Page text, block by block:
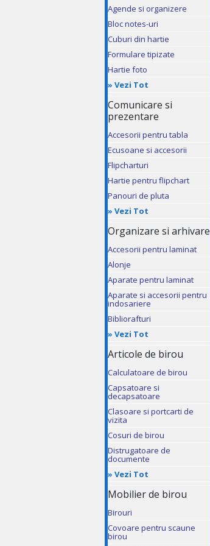
Agende si organizere
Bloc notes-uri
Cuburi din hartie
Formulare tipizate
Hartie foto
» Vezi Tot
Comunicare si
prezentare
Accesorii pentru tabla
Ecusoane si accesorii
Flipcharturi
Hartie pentru flipchart
Panouri de pluta
» Vezi Tot
Organizare si arhivare
Accesorii pentru laminat
Alonje
Aparate pentru laminat
Aparate si accesorii pentru
indosariere
Bibliorafturi
» Vezi Tot
Articole de birou
Calculatoare de birou
Capsatoare si
decapsatoare
Clasoare si portcarti de
vizita
Cosuri de birou
Distrugatoare de
documente
» Vezi Tot
Mobilier de birou
Birouri
Covoare pentru scaune
birou